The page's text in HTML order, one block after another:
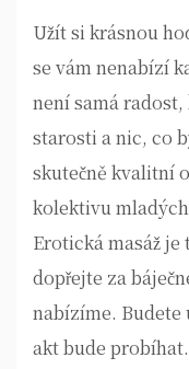
Užít si krásnou
se vám nenabízí
není samá
starosti a nic, co
skutečně kvalitní
kolektivu
Erotická masážje
dopřejte za
nabízíme. Budete
akt bude